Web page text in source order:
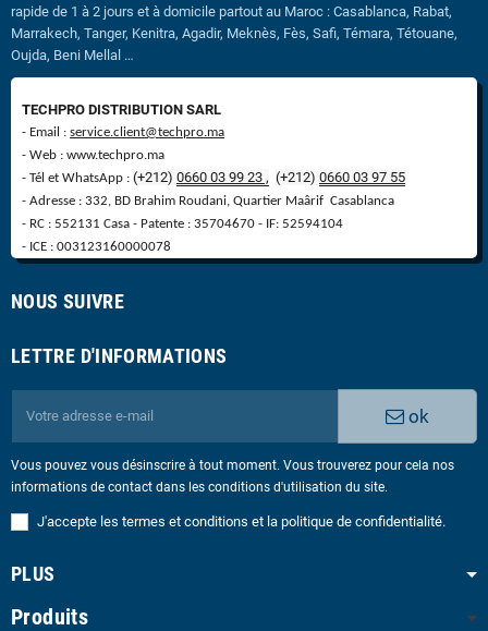
rapide de 1 à 2 jours et à domicile partout au Maroc : Casablanca, Rabat,
Marrakech, Tanger, Kenitra, Agadir, Meknès, Fès, Safi, Témara, Tétouane,
Oujda, Beni Mellal …
TECHPRO DISTRIBUTION SARL
- Email : service.client@techpro.ma
- Web : www.techpro.ma
- Tél et WhatsApp : (+212) 0660 03 99 23 , (+212) 0660 03 97 55
- Adresse : 332, BD Brahim Roudani, Quartier Maârif Casablanca
- RC : 552131 Casa - Patente : 35704670 - IF: 52594104
- ICE : 003123160000078
NOUS SUIVRE
LETTRE D'INFORMATIONS
ok
Vous pouvez vous désinscrire à tout moment. Vous trouverez pour cela nos
informations de contact dans les conditions d'utilisation du site.
J'accepte les termes et conditions et la politique de confidentialité.
PLUS
Produits